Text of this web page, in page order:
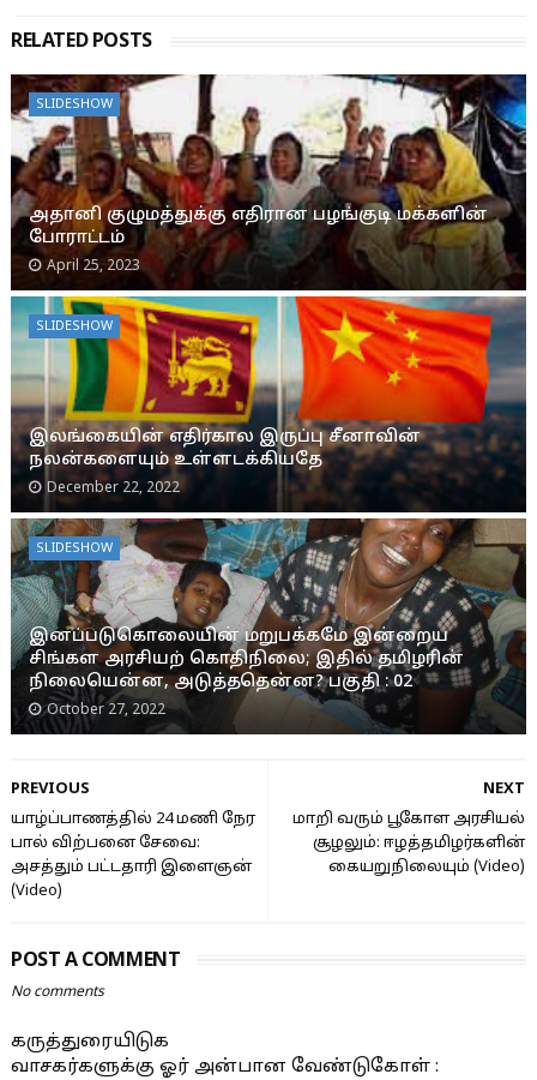
RELATED POSTS
SLIDESHOW
அதானி குழுமத்துக்கு எதிரான பழங்குடி மக்களின்
போராட்டம்
April 25, 2023
SLIDESHOW
இலங்கையின் எதிர்கால இருப்பு சீனாவின்
நலன்களையும் உள்ளடக்கியதே
December 22, 2022
SLIDESHOW
இனப்படுகொலையின் மறுபக்கமே இன்றைய
சிங்கள அரசியற் கொதிநிலை; இதில் தமிழரின்
நிலையென்ன, அடுத்ததென்ன? பகுதி : 02
October 27, 2022
NEXT
மாறி வரும் பூகோள அரசியல்
சூழலும்: ஈழத்தமிழர்களின்
கையறுநிலையும் (Video)
PREVIOUS
யாழ்ப்பாணத்தில் 24 மணி நேர
பால் விற்பனை சேவை:
அசத்தும் பட்டதாரி இளைஞன்
(Video)
POST A COMMENT
No comments
கருத்துரையிடுக
வாசகர்களுக்கு ஓர் அன்பான வேண்டுகோள் :